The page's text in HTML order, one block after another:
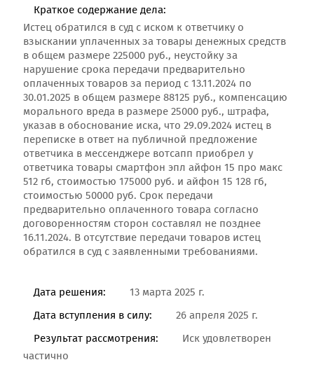
Краткое содержание дела:
Истец обратился в суд с иском к ответчику о
взыскании уплаченных за товары денежных средств
в общем размере 225000 руб., неустойку за
нарушение срока передачи предварительно
оплаченных товаров за период с 13.11.2024 по
30.01.2025 в общем размере 88125 руб., компенсацию
морального вреда в размере 25000 руб., штрафа,
указав в обоснование иска, что 29.09.2024 истец в
переписке в ответ на публичной предложение
ответчика в мессенджере вотсапп приобрел у
ответчика товары смартфон эпл айфон 15 про макс
512 гб, стоимостью 175000 руб. и айфон 15 128 гб,
стоимостью 50000 руб. Срок передачи
предварительно оплаченного товара согласно
договоренностям сторон составлял не позднее
16.11.2024. В отсутствие передачи товаров истец
обратился в суд с заявленными требованиями.
Дата решения:
13 марта 2025 г.
Дата вступления в силу:
26 апреля 2025 г.
Результат рассмотрения:
Иск удовлетворен
частично